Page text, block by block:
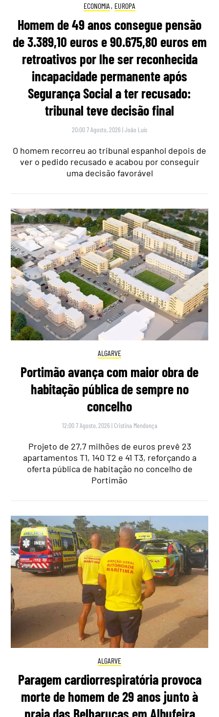
ECONOMIA , EUROPA
Homem de 49 anos consegue pensão
de 3.389,10 euros e 90.675,80 euros em
retroativos por lhe ser reconhecida
incapacidade permanente após
Segurança Social a ter recusado:
tribunal teve decisão final
20:00 7 Agosto, 2026 |João Luís
O homem recorreu ao tribunal espanhol depois de
ver o pedido recusado e acabou por conseguir
uma decisão favorável
ALGARVE
Portimão avança com maior obra de
habitação pública de sempre no
concelho
12:00 7 Agosto, 2026 | Cristina Mendonça
Projeto de 27,7 milhões de euros prevê 23
apartamentos T1, 140 T2 e 41 T3, reforçando a
oferta pública de habitação no concelho de
Portimão
ALGARVE
Paragem cardiorrespiratória provoca
morte de homem de 29 anos junto à
praia das Belharucas em Albufeira